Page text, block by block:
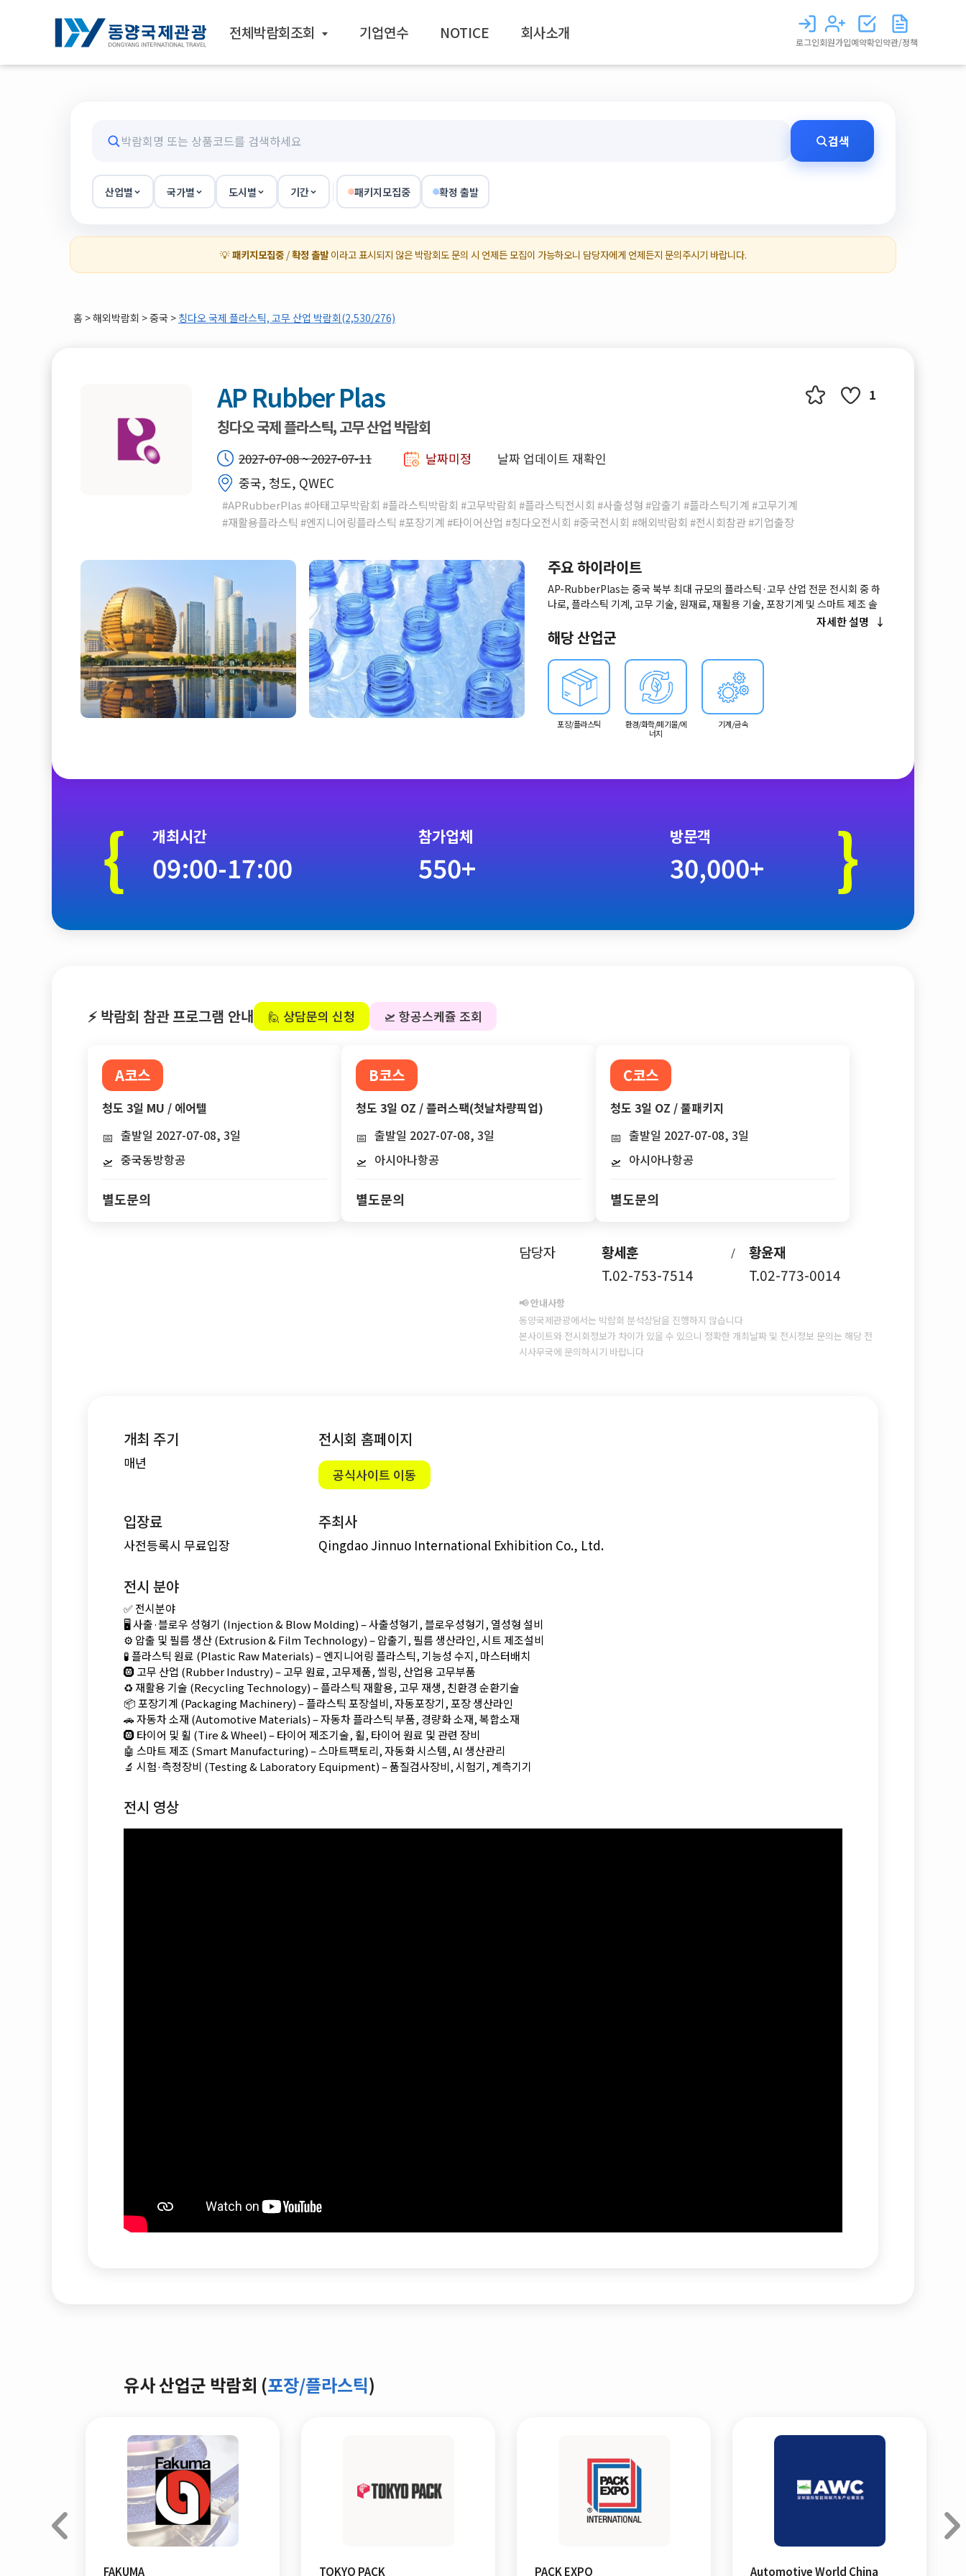
전체박람회조회 기업연수 NOTICE 회사소개
로그인회원가입예약확인약관/정책
검색
산업별 국가별 도시별 기간 패키지모집중 확정 출발
💡패키지모집중/확정 출발이라고 표시되지 않은 박람회도 문의 시 언제든 모집이 가능하오니 담당자에게 언제든지 문의주시기 바랍니다.
홈 >해외박람회 > 중국 > 칭다오 국제 플라스틱, 고무 산업 박람회(2,530/276)
AP Rubber Plas
칭다오 국제 플라스틱, 고무 산업 박람회
2027-07-08 ~ 2027-07-11 날짜미정
날짜 업데이트 재확인
중국, 청도, QWEC
#APRubberPlas #아태고무박람회 #플라스틱박람회 #고무박람회 #플라스틱전시회 #사출성형 #압출기 #플라스틱기계 #고무기계
#재활용플라스틱 #엔지니어링플라스틱 #포장기계 #타이어산업 #칭다오전시회 #중국전시회 #해외박람회 #전시회참관 #기업출장
1
주요 하이라이트
AP-RubberPlas는 중국 북부 최대 규모의 플라스틱·고무 산업 전문 전시회 중 하
나로, 플라스틱 기계, 고무 기술, 원재료, 재활용 기술, 포장기계 및 스마트 제조 솔
루션을 한자리에서 선보입니다. 자동차, 전자, 의료, 포장, 가전, 철도, 전선·케이블
등 다양한 산업의 전문 바이어가 방문하며, 국제 포럼과 비즈니스 매칭 프로그램을
통해 중국 및 아시아 시장 진출을 위한 핵심 비즈니스 플랫폼을 제공합니다.
자세한 설명
해당 산업군
포장/플라스틱
환경/화학/폐기물/에
너지
기계/금속
{ 개최시간 참가업체 방문객
09:00-17:00 550+ 30,000+ }
⚡ 박람회 참관 프로그램 안내 🙋 상담문의 신청 🛫 항공스케쥴 조회
A코스
청도 3일 MU / 에어텔
📅 출발일 2027-07-08, 3일
🛫 중국동방항공
별도문의
B코스
청도 3일 OZ / 플러스팩(첫날차량픽업)
📅 출발일 2027-07-08, 3일
🛫 아시아나항공
별도문의
C코스
청도 3일 OZ / 풀패키지
📅 출발일 2027-07-08, 3일
🛫 아시아나항공
별도문의
담당자 황세훈 /
황윤재
T.02-753-7514
T.02-773-0014
📢 안내사항
동양국제관광에서는 박람회 분석상담을 진행하지 않습니다
본사이트와 전시회정보가 차이가 있을 수 있으니 정확한 개최날짜 및 전시정보 문의는 해당 전
시사무국에 문의하시기 바랍니다
개최 주기
매년
전시회 홈페이지
공식사이트 이동
입장료
사전등록시 무료입장
주최사
Qingdao Jinnuo International Exhibition Co., Ltd.
전시 분야
✅ 전시분야
🖥️ 사출·블로우 성형기 (Injection & Blow Molding) – 사출성형기, 블로우성형기, 열성형 설비
⚙️ 압출 및 필름 생산 (Extrusion & Film Technology) – 압출기, 필름 생산라인, 시트 제조설비
🧪 플라스틱 원료 (Plastic Raw Materials) – 엔지니어링 플라스틱, 기능성 수지, 마스터배치
🛞 고무 산업 (Rubber Industry) – 고무 원료, 고무제품, 씰링, 산업용 고무부품
♻️ 재활용 기술 (Recycling Technology) – 플라스틱 재활용, 고무 재생, 친환경 순환기술
📦 포장기계 (Packaging Machinery) – 플라스틱 포장설비, 자동포장기, 포장 생산라인
🚗 자동차 소재 (Automotive Materials) – 자동차 플라스틱 부품, 경량화 소재, 복합소재
🛞 타이어 및 휠 (Tire & Wheel) – 타이어 제조기술, 휠, 타이어 원료 및 관련 장비
🤖 스마트 제조 (Smart Manufacturing) – 스마트팩토리, 자동화 시스템, AI 생산관리
🔬 시험·측정장비 (Testing & Laboratory Equipment) – 품질검사장비, 시험기, 계측기기
전시 영상
유사 산업군 박람회 (포장/플라스틱)
FAKUMA TOKYO PACK PACK EXPO Automotive World China